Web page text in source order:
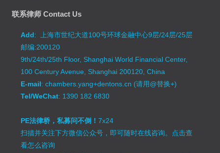
联系律师 Contact Us
Add: 上海市世纪大道100号环球金融中心9层/24层/25层
邮编:200120
9th/24th/25th Floor, Shanghai World Financial Center,
100 Century Avenue, Shanghai 200120, China
E-mail: chambers.yang+dentons.cn (请用@替换+)
Tel/WeChat: 1390 182 6830
PE法律桥，私募问不倒！7x24
扫描并关注下方微信公众号，即可随时在线咨询。 点击查
看怎么咨询